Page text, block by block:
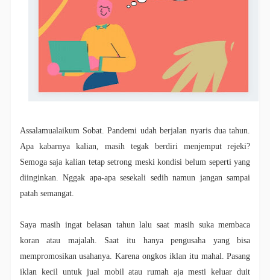
Assalamualaikum Sobat. Pandemi udah berjalan nyaris dua tahun.
Apa kabarnya kalian, masih tegak berdiri menjemput rejeki?
Semoga saja kalian tetap setrong meski kondisi belum seperti yang
diinginkan. Nggak apa-apa sesekali sedih namun jangan sampai
patah semangat.
Saya masih ingat belasan tahun lalu saat masih suka membaca
koran atau majalah. Saat itu hanya pengusaha yang bisa
mempromosikan usahanya. Karena ongkos iklan itu mahal. Pasang
iklan kecil untuk jual mobil atau rumah aja mesti keluar duit